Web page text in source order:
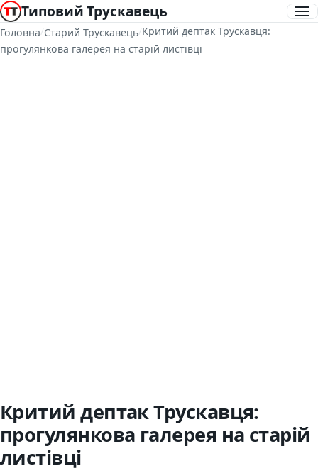
Типовий Трускавець
Головна/Старий Трускавець/Критий дептак Трускавця:
прогулянкова галерея на старій листівці
Критий дептак Трускавця:
прогулянкова галерея на старій
листівці